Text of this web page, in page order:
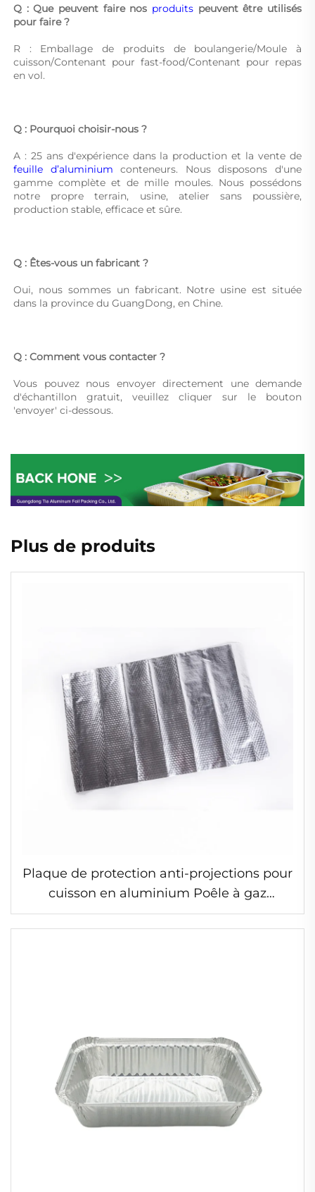
Q : Que peuvent faire nos produits peuvent être utilisés
pour faire ?
R : Emballage de produits de boulangerie/Moule à
cuisson/Contenant pour fast-food/Contenant pour repas
en vol.
Q : Pourquoi choisir-nous ?
feuille d’aluminium conteneurs. Nous disposons d'une
gamme complète et de mille moules. Nous possédons
notre propre terrain, usine, atelier sans poussière,
production stable, efficace et sûre.
Q : Êtes-vous un fabricant ?
Oui, nous sommes un fabricant. Notre usine est située
dans la province du GuangDong, en Chine.
Q : Comment vous contacter ?
Vous pouvez nous envoyer directement une demande
d'échantillon gratuit, veuillez cliquer sur le bouton
'envoyer' ci-dessous.
Plus de produits
Plaque de protection anti-projections pour
cuisson en aluminium Poêle à gaz
Accessoire de cuisine en aluminium anti-
projections pour friture